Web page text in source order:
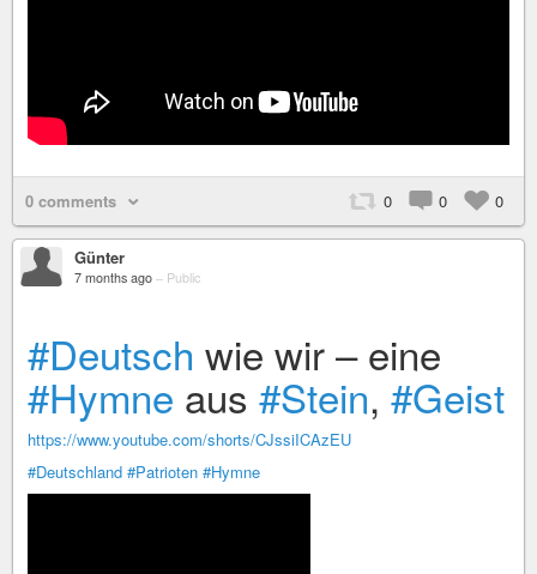
0 comments 0 0 0
Günter
7 months ago – Public
#Deutsch wie wir – eine
#Hymne aus #Stein, #Geist
https://www.youtube.com/shorts/CJssiICAzEU
#Deutschland #Patrioten #Hymne